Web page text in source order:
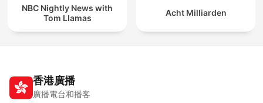
NBC Nightly News with
Tom Llamas
Acht Milliarden
香港廣播
廣播電台和播客